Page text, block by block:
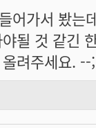
어가서 봤는
될 것 같긴
려주세요. --;